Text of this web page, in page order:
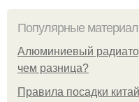
Популярные
Алюминиевый
чем разница?
Правила посадки